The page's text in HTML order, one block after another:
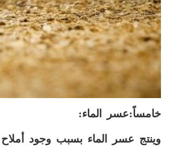
خامساً:عسر الماء:
وينتج عسر الماء بسبب وجود أملاح